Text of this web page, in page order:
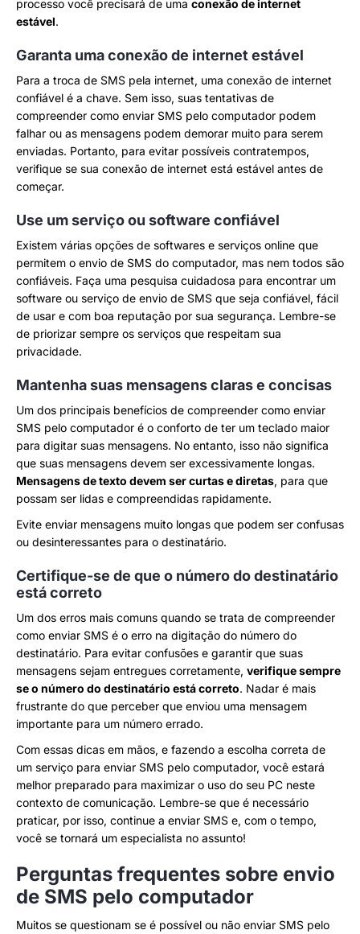
processo você precisará de uma conexão de internet
estável.
Garanta uma conexão de internet estável
Para a troca de SMS pela internet, uma conexão de internet
confiável é a chave. Sem isso, suas tentativas de
compreender como enviar SMS pelo computador podem
falhar ou as mensagens podem demorar muito para serem
enviadas. Portanto, para evitar possíveis contratempos,
verifique se sua conexão de internet está estável antes de
começar.
Use um serviço ou software confiável
Existem várias opções de softwares e serviços online que
permitem o envio de SMS do computador, mas nem todos são
confiáveis. Faça uma pesquisa cuidadosa para encontrar um
software ou serviço de envio de SMS que seja confiável, fácil
de usar e com boa reputação por sua segurança. Lembre-se
de priorizar sempre os serviços que respeitam sua
privacidade.
Mantenha suas mensagens claras e concisas
Um dos principais benefícios de compreender como enviar
SMS pelo computador é o conforto de ter um teclado maior
para digitar suas mensagens. No entanto, isso não significa
que suas mensagens devem ser excessivamente longas.
Mensagens de texto devem ser curtas e diretas, para que
possam ser lidas e compreendidas rapidamente.
Evite enviar mensagens muito longas que podem ser confusas
ou desinteressantes para o destinatário.
Certifique-se de que o número do destinatário
está correto
Um dos erros mais comuns quando se trata de compreender
como enviar SMS é o erro na digitação do número do
destinatário. Para evitar confusões e garantir que suas
mensagens sejam entregues corretamente, verifique sempre
se o número do destinatário está correto. Nadar é mais
frustrante do que perceber que enviou uma mensagem
importante para um número errado.
Com essas dicas em mãos, e fazendo a escolha correta de
um serviço para enviar SMS pelo computador, você estará
melhor preparado para maximizar o uso do seu PC neste
contexto de comunicação. Lembre-se que é necessário
praticar, por isso, continue a enviar SMS e, com o tempo,
você se tornará um especialista no assunto!
Perguntas frequentes sobre envio
de SMS pelo computador
Muitos se questionam se é possível ou não enviar SMS pelo